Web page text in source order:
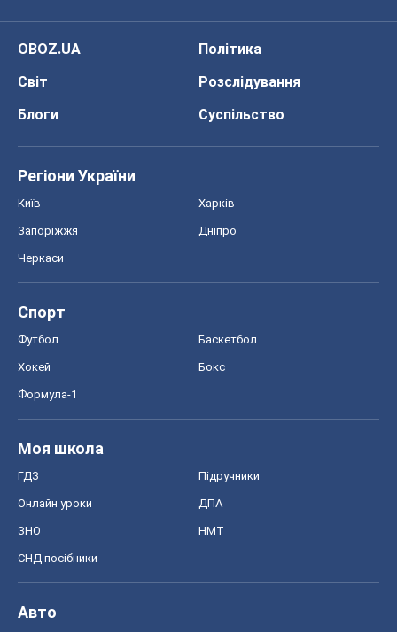
OBOZ.UA
Політика
Світ
Розслідування
Блоги
Суспільство
Регіони України
Київ Харків
Запоріжжя Дніпро
Черкаси
Спорт
Футбол Баскетбол
Хокей Бокс
Формула-1
Моя школа
ГДЗ Підручники
Онлайн уроки ДПА
ЗНО НМТ
СНД посібники
Авто